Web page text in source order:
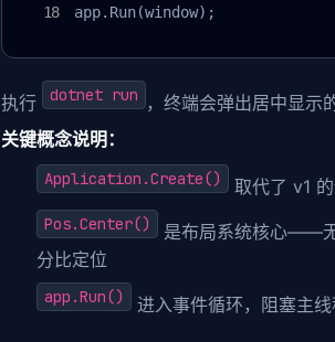
app.Run(window);
执行 dotnet run
，终端会弹出居中显示
关键概念说明：
Application.Create() 取代了 v1
Pos.Center() 是布局系统核心——无
分比定位
app.Run() 进入事件循环，阻塞主